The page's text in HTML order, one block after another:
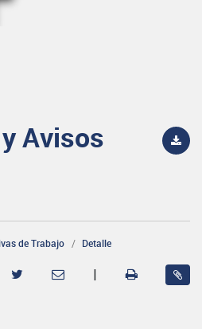
Avisos
de Trabajo Detalle
|